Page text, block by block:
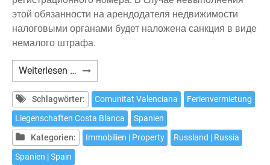
этой обязанности на арендодателя недвижимости
налоговыми органами будет наложена санкция в виде
немалого штрафа.
Weiterlesen … ¿Вы
собственник
одного
или
нескольких
объектов
Schlagwörter: Comunitat Valenciana
Ferienvermietung
Liegenschaften Costa Blanca
Spanien
Kategorien:
Immobilien | Property
Russland | Russia
Spanien | Spain